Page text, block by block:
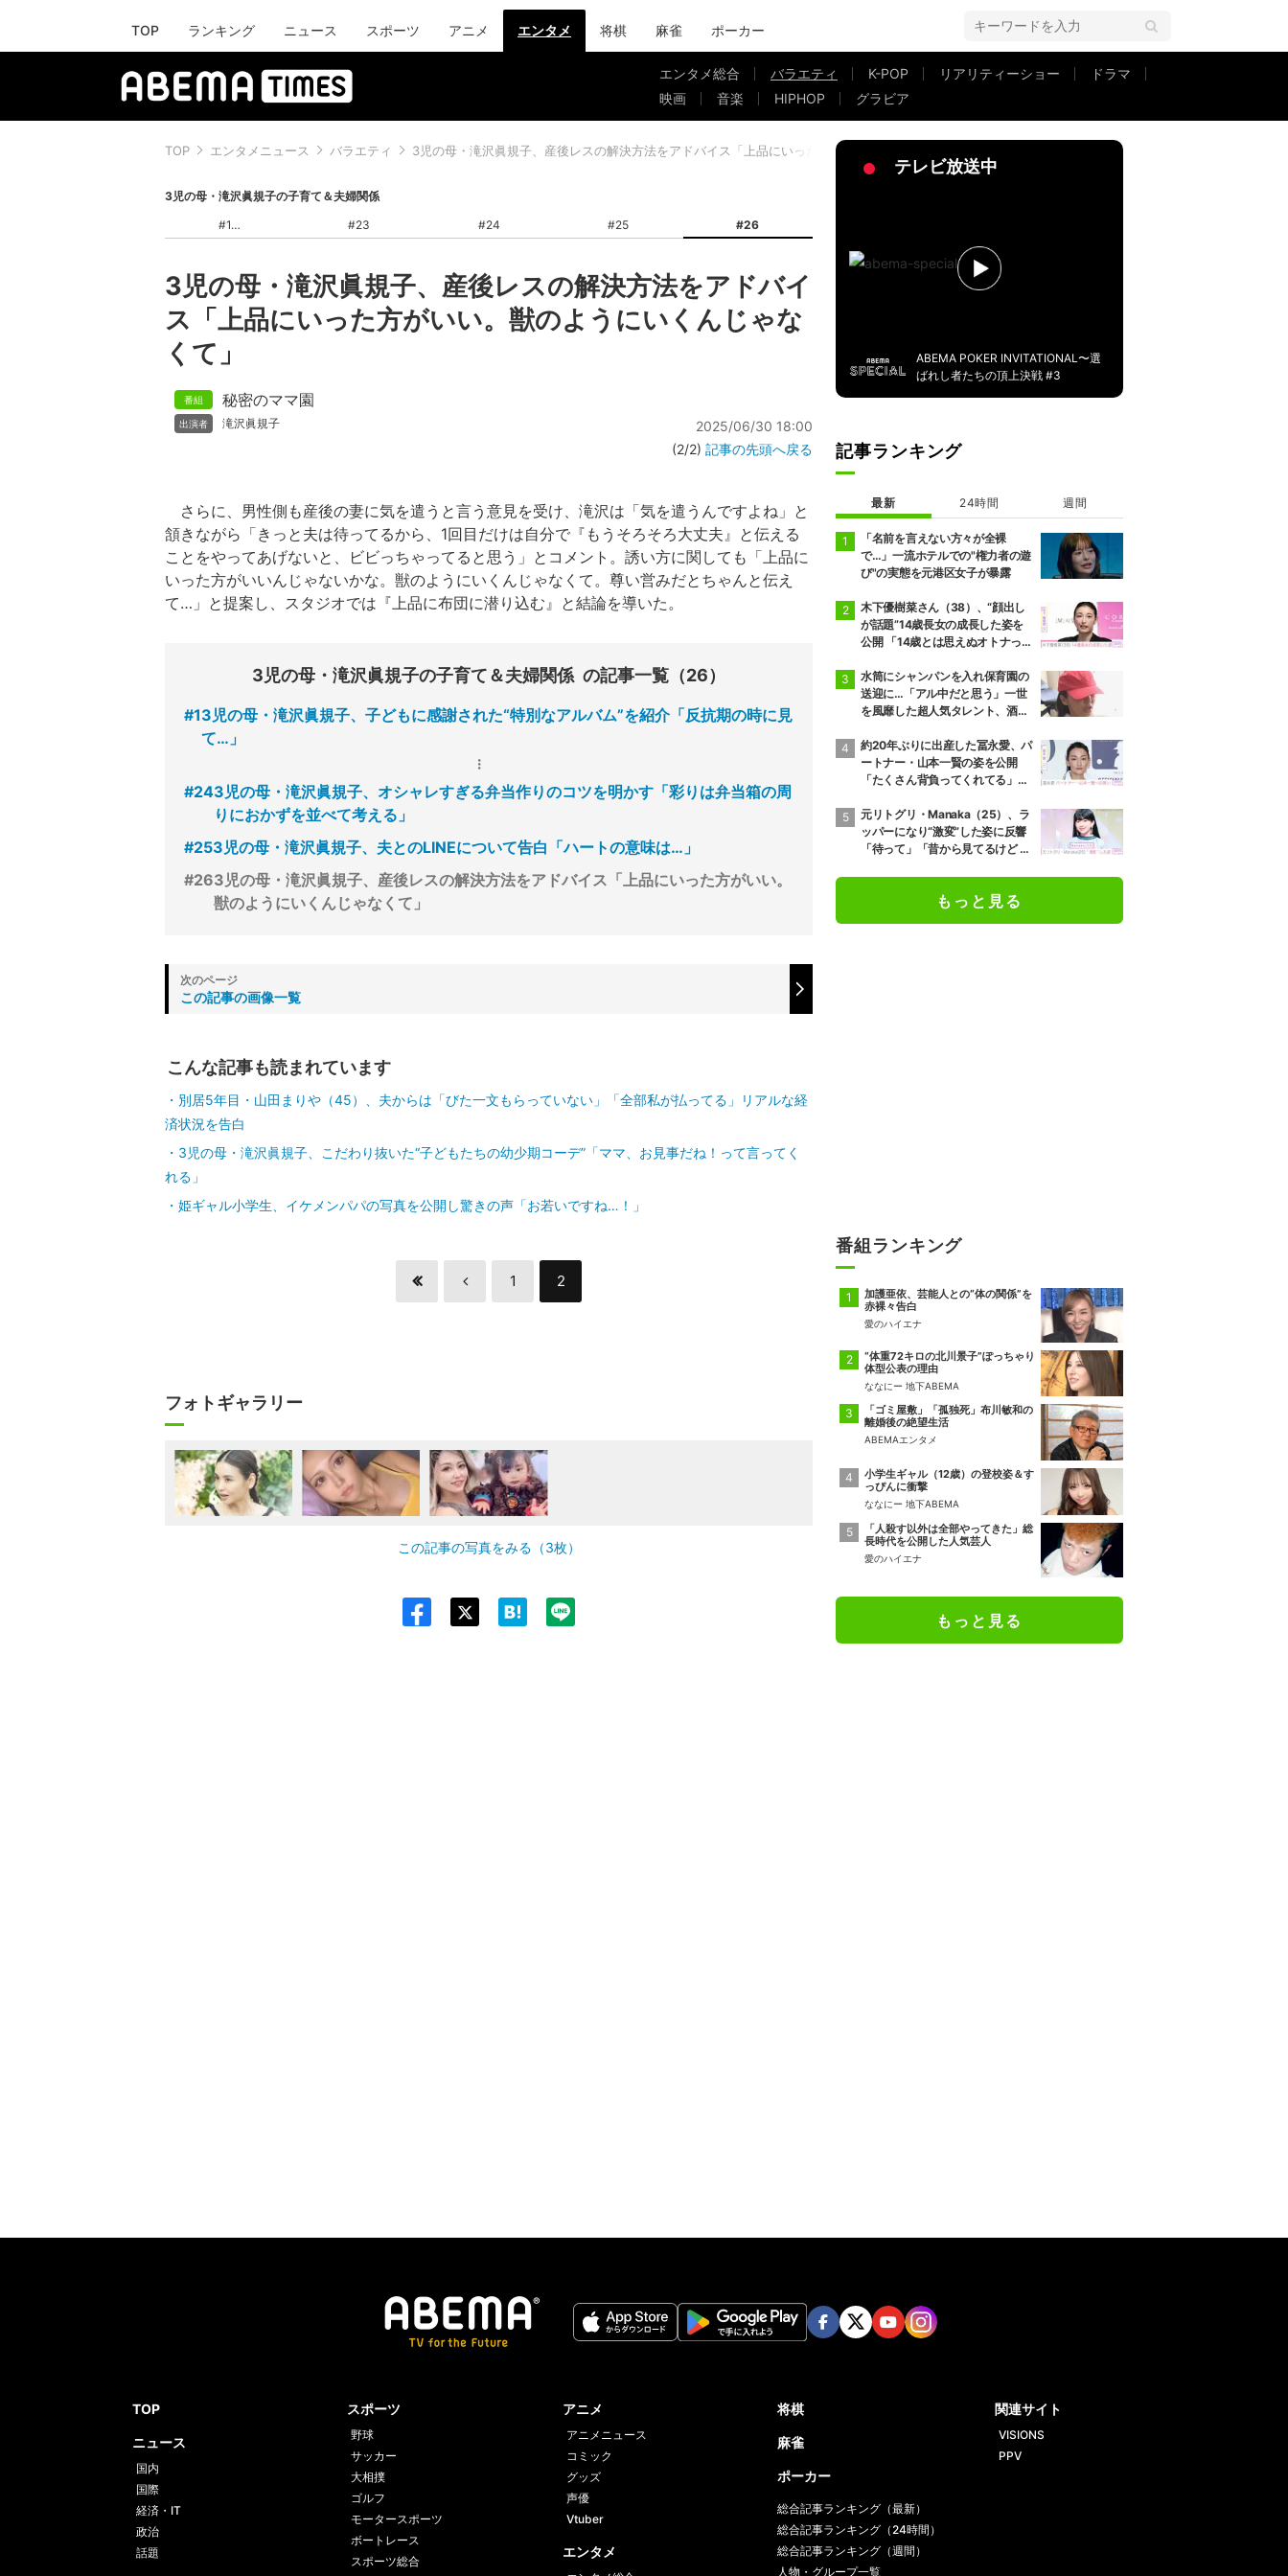
TOP ランキング ニュース スポーツ アニメ エンタメ 将棋 麻雀 ポーカー
エンタメ総合 バラエティ K-POP リアリティーショー
ドラマ
映画
音楽 HIPHOP グラビア
TOP エンタメニュース バラエティ 3児の母・滝沢眞規子、産後レスの解決方法をアドバイス「上品にいった方がいい。獣のようにいくんじゃなくて」 2ページ目
3児の母・滝沢眞規子の子育て＆夫婦関係
#1
#23 #24 #25 #26
3児の母・滝沢眞規子、産後レスの解決方法をアドバイ
ス「上品にいった方がいい。獣のようにいくんじゃな
くて」
秘密のママ園
滝沢眞規子
2025/06/30 18:00
(2/2) 記事の先頭へ戻る
さらに、男性側も産後の妻に気を遣うと言う意見を受け、滝沢は「気を遣うんですよね」と
頷きながら「きっと夫は待ってるから、1回目だけは自分で『もうそろそろ大丈夫』と伝える
ことをやってあげないと、ビビっちゃってると思う」とコメント。誘い方に関しても「上品に
いった方がいいんじゃないかな。獣のようにいくんじゃなくて。尊い営みだとちゃんと伝え
て…」と提案し、スタジオでは『上品に布団に潜り込む』と結論を導いた。
3児の母・滝沢眞規子の子育て＆夫婦関係 の記事一覧（26）
#13児の母・滝沢眞規子、子どもに感謝された“特別なアルバム”を紹介「反抗期の時に見
て…」
#243児の母・滝沢眞規子、オシャレすぎる弁当作りのコツを明かす「彩りは弁当箱の周
りにおかずを並べて考える」
#253児の母・滝沢眞規子、夫とのLINEについて告白「ハートの意味は…」
#263児の母・滝沢眞規子、産後レスの解決方法をアドバイス「上品にいった方がいい。
獣のようにいくんじゃなくて」
この記事の画像一覧
こんな記事も読まれています
別居5年目・山田まりや（45）、夫からは「びた一文もらっていない」「全部私が払ってる」リアルな経
済状況を告白
3児の母・滝沢眞規子、こだわり抜いた“子どもたちの幼少期コーデ”「ママ、お見事だね！って言ってく
れる」
姫ギャル小学生、イケメンパパの写真を公開し驚きの声「お若いですね…！」
1 2
フォトギャラリー
この記事の写真をみる（3枚）
テレビ放送中
ABEMA POKER INVITATIONAL〜選
ばれし者たちの頂上決戦 #3
記事ランキング
最新 24時間 週間
「名前を言えない方々が全裸
で…」一流ホテルでの"権力者の遊
び"の実態を元港区女子が暴露
木下優樹菜さん（38）、“顔出し
が話題”14歳長女の成長した姿を
公開 「14歳とは思えぬオトナっぽ
ぎる」など反響
水筒にシャンパンを入れ保育園の
送迎に…「アル中だと思う」一世
を風靡した超人気タレント、酒漬
約20年ぶりに出産した冨永愛、パ
ートナー・山本一賢の姿を公開
「たくさん背負ってくれてる」感
元リトグリ・Manaka（25）、ラ
ッパーになり“激変”した姿に反響
「待って」「昔から見てるけど 最
もっと見る
番組ランキング
加護亜依、芸能人との“体の関係”を
赤裸々告白
愛のハイエナ
“体重72キロの北川景子”ぽっちゃり
体型公表の理由
ななにー 地下ABEMA
「ゴミ屋敷」「孤独死」布川敏和の
離婚後の絶望生活
ABEMAエンタメ
小学生ギャル（12歳）の登校姿＆す
っぴんに衝撃
ななにー 地下ABEMA
「人殺す以外は全部やってきた」総
長時代を公開した人気芸人
愛のハイエナ
もっと見る
TOP
ニュース
国内
国際
経済・IT
政治
話題
スポーツ
野球
サッカー
大相撲
ゴルフ
モータースポーツ
ボートレース
スポーツ総合
アニメ
アニメニュース
コミック
グッズ
声優
Vtuber
エンタメ
将棋
麻雀
ポーカー
総合記事ランキング（最新）
総合記事ランキング（24時間）
総合記事ランキング（週間）
人物・グループ一覧
関連サイト
VISIONS
PPV